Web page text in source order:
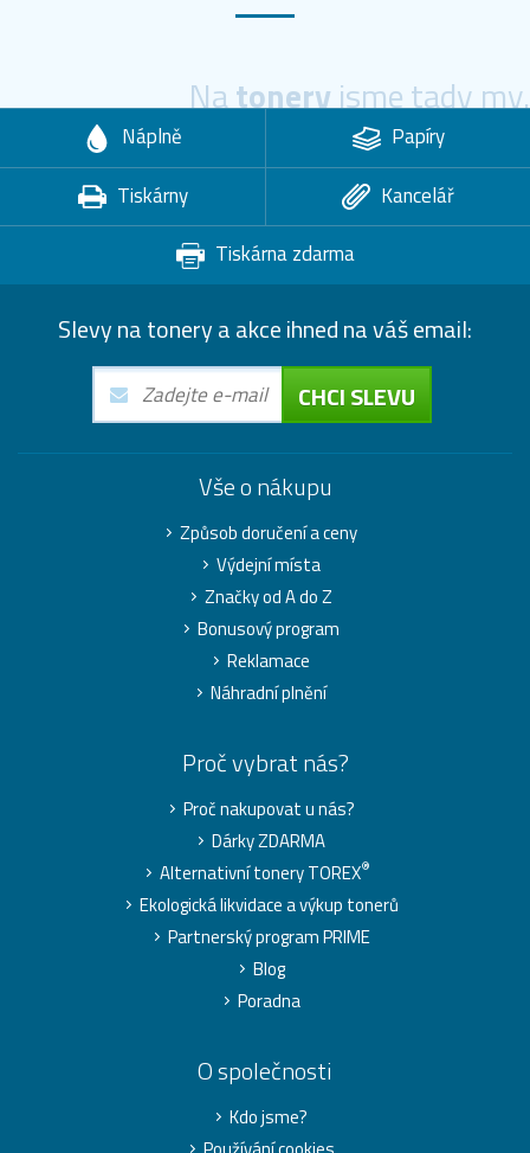
Natoneryjsme tady my.
Náplně
Papíry
Tiskárny
Kancelář
Tiskárna zdarma
Slevy na tonery a akce ihned na váš email:
CHCI SLEVU
Vše o nákupu
Způsob doručení a ceny
Výdejní místa
Značky od A do Z
Bonusový program
Reklamace
Náhradní plnění
Proč vybrat nás?
Proč nakupovat u nás?
Dárky ZDARMA
Alternativní tonery TOREX®
Ekologická likvidace a výkup tonerů
Partnerský program PRIME
Blog
Poradna
O společnosti
Kdo jsme?